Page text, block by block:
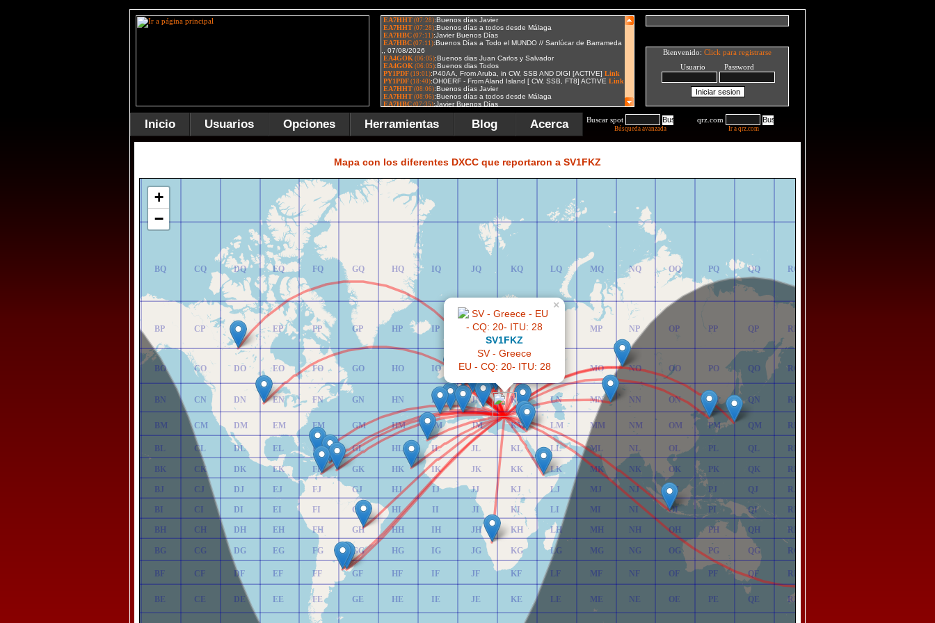
Bienvenido: Click para registrarse
Usuario Password
Inicio Usuarios Opciones Herramientas Blog Acerca Buscar spot
Búsqueda avanzada
qrz.com
Ir a qrz.com
Mapa con los diferentes DXCC que reportaron a SV1FKZ
BE
BF
BG
BH
BI
BJ
BK
BL
BM
BN
BO
BP
BQ
BR
CE
CF
CG
CH
CI
CJ
CK
CL
CM
CN
CO
CP
CQ
CR
DE
DF
DG
DH
DI
DJ
DK
DL
DM
DN
DO
DP
DQ
DR
EE
EF
EG
EH
EI
EJ
EK
EL
EM
EN
EO
EP
EQ
ER
FE
FF
FG
FH
FI
FJ
FK
FL
FM
FN
FO
FP
FQ
FR
GE
GF
GG
GH
GI
GJ
GK
GL
GM
GN
GO
GP
GQ
GR
HE
HF
HG
HH
HI
HJ
HK
HL
HM
HN
HO
HP
HQ
HR
IE
IF
IG
IH
II
IJ
IK
IL
IM
IN
IO
IP
IQ
IR
JE
JF
JG
JH
JI
JJ
JK
JL
JM
JN
JO
JP
JQ
JR
KE
KF
KG
KH
KI
KJ
KK
KL
KM
KN
KO
KP
KQ
KR
LE
LF
LG
LH
LI
LJ
LK
LL
LM
LN
LO
LQ
LR
ME
MF
MG
MH
MI
MJ
MK
ML
MM
MN
MO
MP
MQ
MR
NE
NF
NG
NH
NI
NJ
NK
NL
NM
NN
NO
NP
NQ
NR
OE
OF
OG
OH
OI
OJ
OK
OL
OM
ON
OO
OP
OQ
OR
PE
PF
PG
PH
PI
PJ
PK
PL
PM
PN
PO
PP
PQ
PR
QE
QF
QG
QH
QI
QJ
QK
QL
QM
QN
QO
QP
QQ
QR
RE
RF
RG
RH
RI
RJ
RK
RL
RM
RN
RO
RP
RQ
RR
SV1FKZ
SV - Greece
EU - CQ: 20- ITU: 28
×
+
−